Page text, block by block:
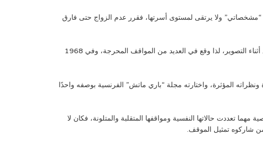
ولا يرتقى لمستوى أسرتها، فقرر عدم الزواج حتى فارق
ساءت الحالة النفسية للفنان زكي رستم عندما أصيب بضعف شديد في السمع، وبات غير قادر على سماع أصوات زملائه الفنانين أثناء التصوير، لذا وقع في العديد من المواقف المحرجة، وفي 1968
المؤثرة، واختارته مجلة “باري ماتش” الفرنسية بوصفه واحدًا
تعددت حالاتها النفسية ومواقفها المتقلبة والمتلونة، فكان لا
شاركوه تمثيل الموقف.